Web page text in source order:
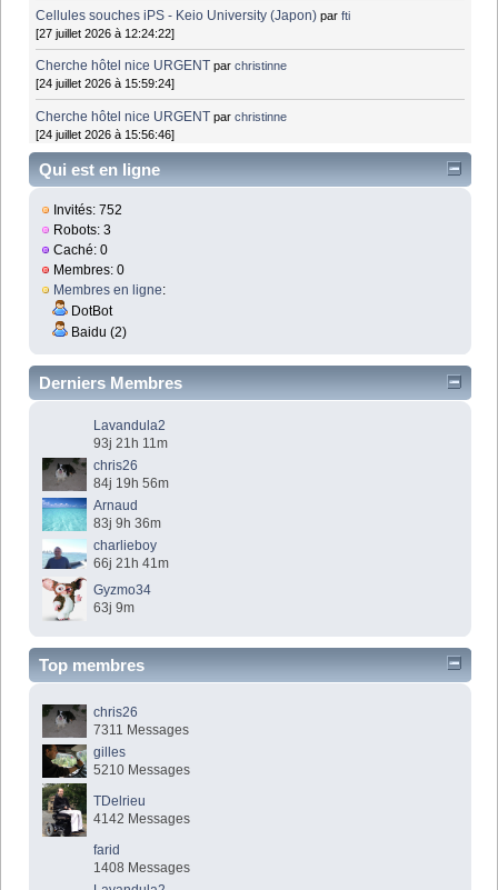
Cellules souches iPS - Keio University (Japon) parfti
[27 juillet 2026 à 12:24:22]
Cherche hôtel nice URGENT parchristinne
[24 juillet 2026 à 15:59:24]
Cherche hôtel nice URGENT parchristinne
[24 juillet 2026 à 15:56:46]
Qui est en ligne
Invités: 752
Robots: 3
Caché: 0
Membres: 0
Membres en ligne:
DotBot
Baidu (2)
Derniers Membres
Lavandula2
93j 21h 11m
chris26
84j 19h 56m
Arnaud
83j 9h 36m
charlieboy
66j 21h 41m
Gyzmo34
63j 9m
Top membres
chris26
7311 Messages
gilles
5210 Messages
TDelrieu
4142 Messages
farid
1408 Messages